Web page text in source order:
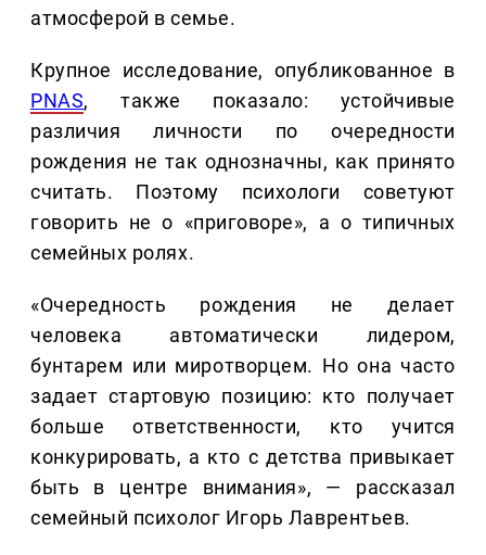
атмосферой в семье.
Крупное исследование, опубликованное в
PNAS, также показало: устойчивые
различия личности по очередности
рождения не так однозначны, как принято
считать. Поэтому психологи советуют
говорить не о «приговоре», а о типичных
семейных ролях.
«Очередность рождения не делает
человека автоматически лидером,
бунтарем или миротворцем. Но она часто
задает стартовую позицию: кто получает
больше ответственности, кто учится
конкурировать, а кто с детства привыкает
быть в центре внимания», — рассказал
семейный психолог Игорь Лаврентьев.